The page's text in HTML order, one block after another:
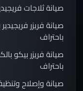
صيانة ثلاجات
صيانة فريزر
باحتراف
صيانة فريزر بيكو
باحتراف
صيانة وإصلاح